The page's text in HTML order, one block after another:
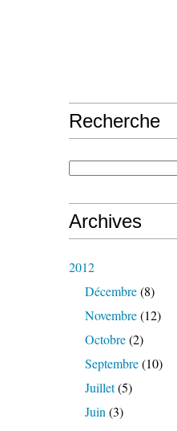
Recherche
Archives
2012
Décembre(8)
Novembre(12)
Octobre(2)
Septembre(10)
Juillet(5)
Juin (3)